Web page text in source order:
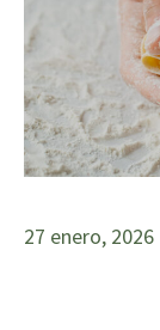
27 enero, 2026